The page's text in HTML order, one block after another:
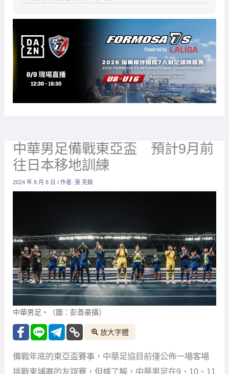
中華男足備戰東亞盃 預計9月前
往日本移地訓練
2024 年 8 月 8 日/ 作者:張 克銘
中華男足。（圖：彭善豪攝）
放大字體
備戰年底的東亞盃賽事，中華足協目前僅公佈一場客場
挑戰柬埔寨的友誼賽，但據了解，中華男足在9、10、11